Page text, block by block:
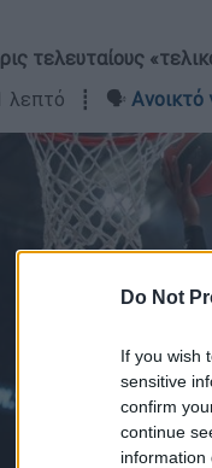
Do Not
If you wish
sensitive
confirm
continue
information
τελευταίους
1 λεπτό ┋ 🗣️ Ανοικτό